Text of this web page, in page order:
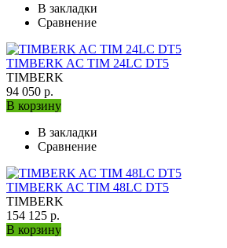
В закладки
Сравнение
TIMBERK AC TIM 24LC DT5
TIMBERK
94 050 р.
В корзину
В закладки
Сравнение
TIMBERK AC TIM 48LC DT5
TIMBERK
154 125 р.
В корзину